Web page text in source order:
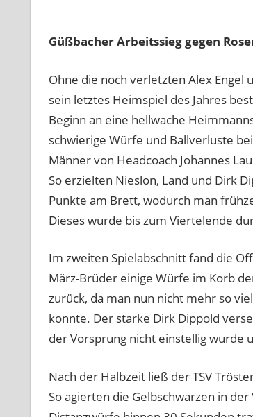
Güßbacher Arbeitssieg gegen
Ohne die noch verletzten Alex Engel
sein letztes Heimspiel des Jahres
Beginn an eine hellwache
schwierige Würfe und Ballverluste
Männer von Headcoach Johannes
So erzielten Nieslon, Land und Dirk
Punkte am Brett, wodurch man
Dieses wurde bis zum Viertelende
Im zweiten Spielabschnitt fand die
März-Brüder einige Würfe im Korb
zurück, da man nun nicht mehr so
konnte. Der starke Dirk Dippold
der Vorsprung nicht einstellig wurde
Nach der Halbzeit ließ der TSV
So agierten die Gelbschwarzen in